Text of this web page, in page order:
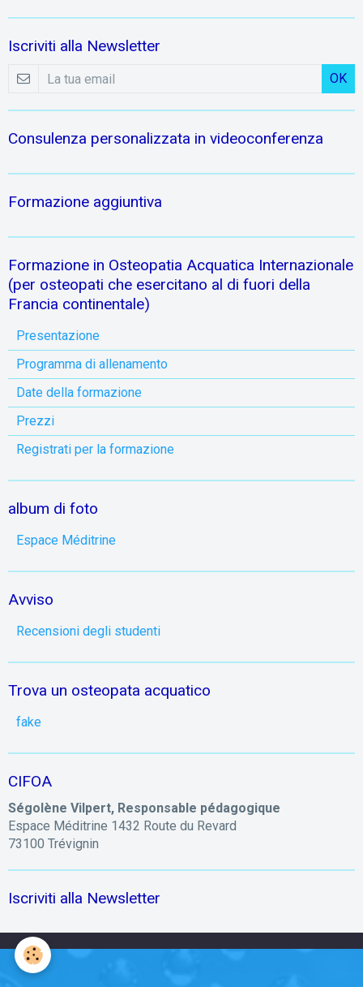
Iscriviti alla Newsletter
OK
Consulenza personalizzata in videoconferenza
Formazione aggiuntiva
Formazione in Osteopatia Acquatica Internazionale
(per osteopati che esercitano al di fuori della
Francia continentale)
Presentazione
Programma di allenamento
Date della formazione
Prezzi
Registrati per la formazione
album di foto
Espace Méditrine
Avviso
Recensioni degli studenti
Trova un osteopata acquatico
fake
CIFOA
Ségolène Vilpert, Responsable pédagogique
Espace Méditrine 1432 Route du Revard
73100 Trévignin
Iscriviti alla Newsletter